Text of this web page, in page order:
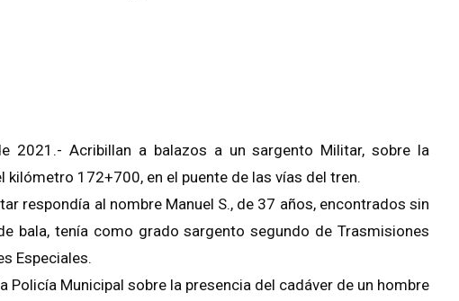
2021.- Acribillan a balazos a un sargento Militar, sobre la
172+700, en el puente de las vías del tren.
respondía al nombre Manuel S., de 37 años, encontrados sin
bala, tenía como grado sargento segundo de Trasmisiones
Especiales.
Policía Municipal sobre la presencia del cadáver de un hombre